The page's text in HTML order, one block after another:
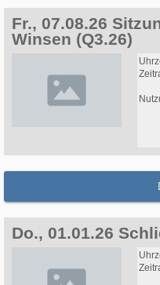
Fr., 07.08.26
Winsen (Q3.26)
Do., 01.01.26